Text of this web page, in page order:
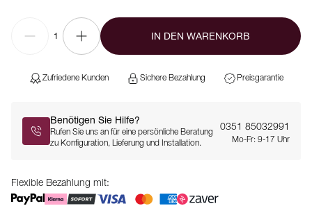
1 IN DEN WARENKORB
Zufriedene Kunden Sichere Bezahlung Preisgarantie
Benötigen Sie Hilfe?
Rufen Sie uns an für eine persönliche Beratung
zu Konfiguration, Lieferung und Installation.
0351 85032991
Mo-Fr: 9-17 Uhr
Flexible Bezahlung mit: